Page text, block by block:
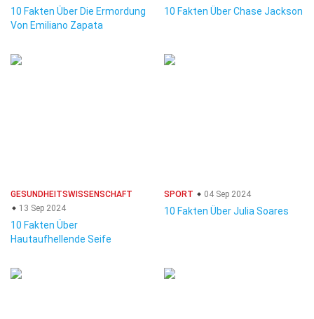
10 Fakten Über Die Ermordung
Von Emiliano Zapata
10 Fakten Über Chase Jackson
GESUNDHEITSWISSENSCHAFT
13 Sep 2024
10 Fakten Über
Hautaufhellende Seife
SPORT 04 Sep 2024
10 Fakten Über Julia Soares